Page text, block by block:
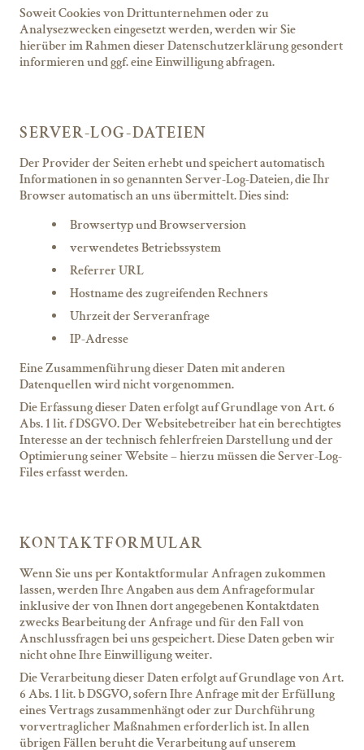
Soweit Cookies von Drittunternehmen oder zu
Analysezwecken eingesetzt werden, werden wir Sie
hierüber im Rahmen dieser Datenschutzerklärung gesondert
informieren und ggf. eine Einwilligung abfragen.
SERVER-LOG-DATEIEN
Der Provider der Seiten erhebt und speichert automatisch
Informationen in so genannten Server-Log-Dateien, die Ihr
Browser automatisch an uns übermittelt. Dies sind:
Browsertyp und Browserversion
verwendetes Betriebssystem
Referrer URL
Hostname des zugreifenden Rechners
Uhrzeit der Serveranfrage
IP-Adresse
Eine Zusammenführung dieser Daten mit anderen
Datenquellen wird nicht vorgenommen.
Die Erfassung dieser Daten erfolgt auf Grundlage von Art. 6
Abs. 1 lit. f DSGVO. Der Websitebetreiber hat ein berechtigtes
Interesse an der technisch fehlerfreien Darstellung und der
Optimierung seiner Website – hierzu müssen die Server-Log-
Files erfasst werden.
KONTAKTFORMULAR
Wenn Sie uns per Kontaktformular Anfragen zukommen
lassen, werden Ihre Angaben aus dem Anfrageformular
inklusive der von Ihnen dort angegebenen Kontaktdaten
zwecks Bearbeitung der Anfrage und für den Fall von
Anschlussfragen bei uns gespeichert. Diese Daten geben wir
nicht ohne Ihre Einwilligung weiter.
Die Verarbeitung dieser Daten erfolgt auf Grundlage von Art.
6 Abs. 1 lit. b DSGVO, sofern Ihre Anfrage mit der Erfüllung
eines Vertrags zusammenhängt oder zur Durchführung
vorvertraglicher Maßnahmen erforderlich ist. In allen
übrigen Fällen beruht die Verarbeitung auf unserem